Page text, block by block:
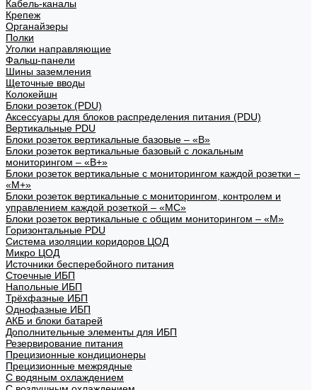
Кабель-каналы
Крепеж
Органайзеры
Полки
Уголки направляющие
Фальш-панели
Шины заземления
Щеточные вводы
Колокейшн
Блоки розеток (PDU)
Аксессуары для блоков распределения питания (PDU)
Вертикальные PDU
Блоки розеток вертикальные базовые – «В»
Блоки розеток вертикальные базовый с локальным
мониторингом – «В+»
Блоки розеток вертикальные с мониторингом каждой розетки –
«М+»
Блоки розеток вертикальные с мониторингом, контролем и
управлением каждой розеткой – «МС»
Блоки розеток вертикальные с общим мониторингом – «М»
Горизонтальные PDU
Система изоляции коридоров ЦОД
Микро ЦОД
Источники бесперебойного питания
Стоечные ИБП
Напольные ИБП
Трёхфазные ИБП
Однофазные ИБП
АКБ и блоки батарей
Дополнительные элементы для ИБП
Резервирование питания
Прецизионные кондиционеры
Прецизионные межрядные
С водяным охлаждением